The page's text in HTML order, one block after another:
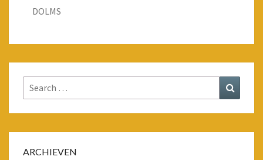
DOLMS
Search
for:
ARCHIEVEN